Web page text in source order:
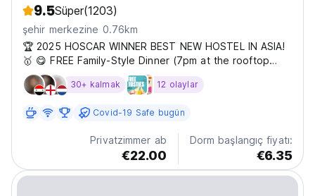
9.5Süper(1203)
şehir merkezine 0.76km
🏆 2025 HOSCAR WINNER BEST NEW HOSTEL IN ASIA!
🥇 😋 FREE Family-Style Dinner (7pm at the rooftop
bar) – T&C Apply 🔥 ROOFTOP BAR Daily Happy Hours
sunsets + cheap drinks = elite combo 🍞 FREE Morning
inked + Free...
30+ kalmak 12 olaylar
Covid-19 Safe bugün
Privatzimmer ab
€22.00
Dorm başlangıç fiyatı:
€6.35